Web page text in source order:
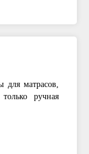
для матрасов,
ручная